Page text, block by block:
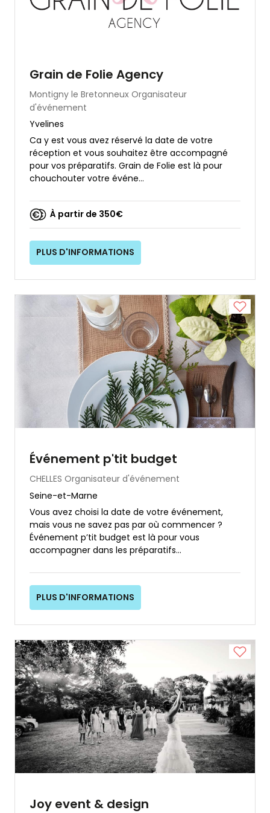
Grain de Folie Agency
Montigny le Bretonneux Organisateur
d'événement
Yvelines
Ca y est vous avez réservé la date de votre
réception et vous souhaitez être accompagné
pour vos préparatifs. Grain de Folie est là pour
chouchouter votre événe...
À partir de 350€
PLUS D'INFORMATIONS
Événement p'tit budget
CHELLES Organisateur d'événement
Seine-et-Marne
Vous avez choisi la date de votre événement,
mais vous ne savez pas par où commencer ?
Événement p’tit budget est là pour vous
accompagner dans les préparatifs...
PLUS D'INFORMATIONS
Joy event & design